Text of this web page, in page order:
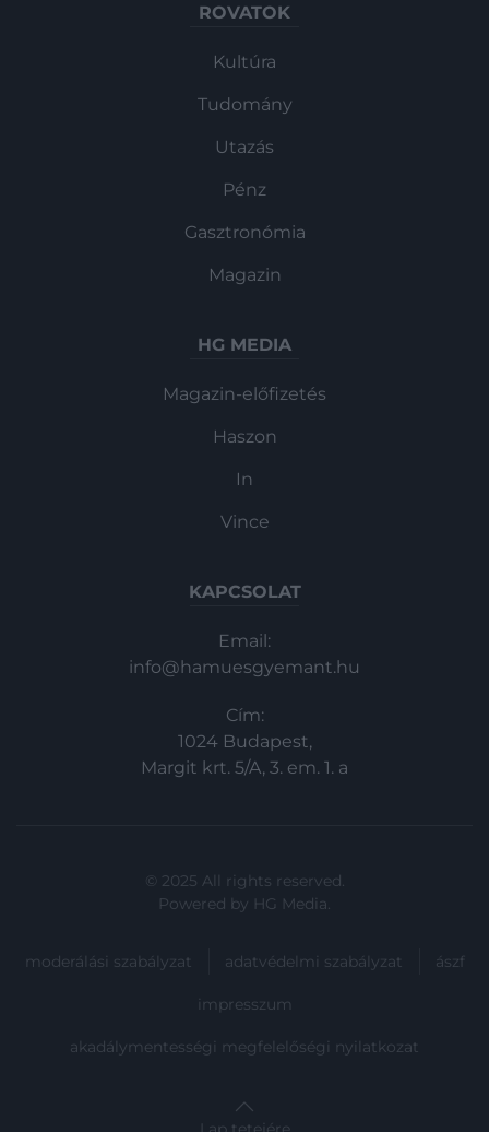
ROVATOK
Kultúra
Tudomány
Utazás
Pénz
Gasztronómia
Magazin
HG MEDIA
Magazin-előfizetés
Haszon
In
Vince
KAPCSOLAT
Email:
info@hamuesgyemant.hu
Cím:
1024 Budapest,
Margit krt. 5/A, 3. em. 1. a
© 2025 All rights reserved.
Powered by HG Media.
moderálási szabályzat adatvédelmi szabályzat ászf
impresszum
akadálymentességi megfelelőségi nyilatkozat